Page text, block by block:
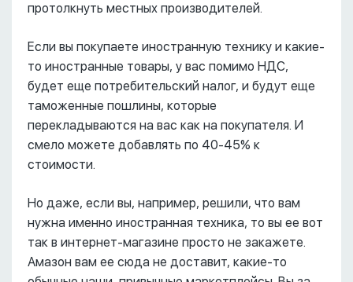
протолкнуть местных производителей.
Если вы покупаете иностранную технику и какие-
то иностранные товары, у вас помимо НДС,
будет еще потребительский налог, и будут еще
таможенные пошлины, которые
перекладываются на вас как на покупателя. И
смело можете добавлять по 40-45% к
стоимости.
Но даже, если вы, например, решили, что вам
нужна именно иностранная техника, то вы ее вот
так в интернет-магазине просто не закажете.
Амазон вам ее сюда не доставит, какие-то